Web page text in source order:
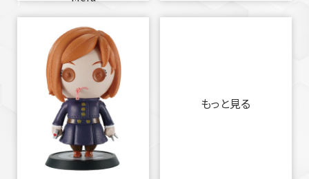
もっと見る